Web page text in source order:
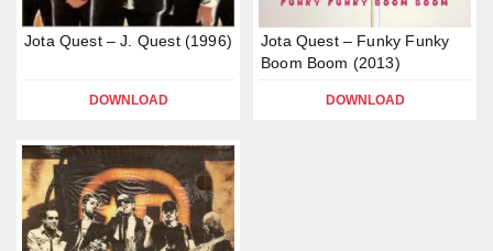
Jota Quest – J. Quest (1996)
DOWNLOAD
Jota Quest – Funky Funky
Boom Boom (2013)
DOWNLOAD